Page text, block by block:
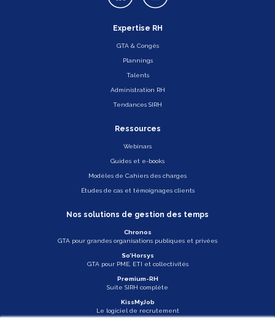
Expertise RH
GTA & Congés
Plannings
Talents
Administration RH
Tendances SIRH
Ressources
Webinars
Guides et e-books
Modèles de Cahiers des charges
Études de cas et témoignages clients
Nos solutions de gestion des temps
Chronos
GTA pour grandes organisations publiques et privées
So’Horsys
GTA pour PME, ETI et collectivités
Premium-RH
Suite SIRH complète
KissMyJob
Le logiciel de recrutement